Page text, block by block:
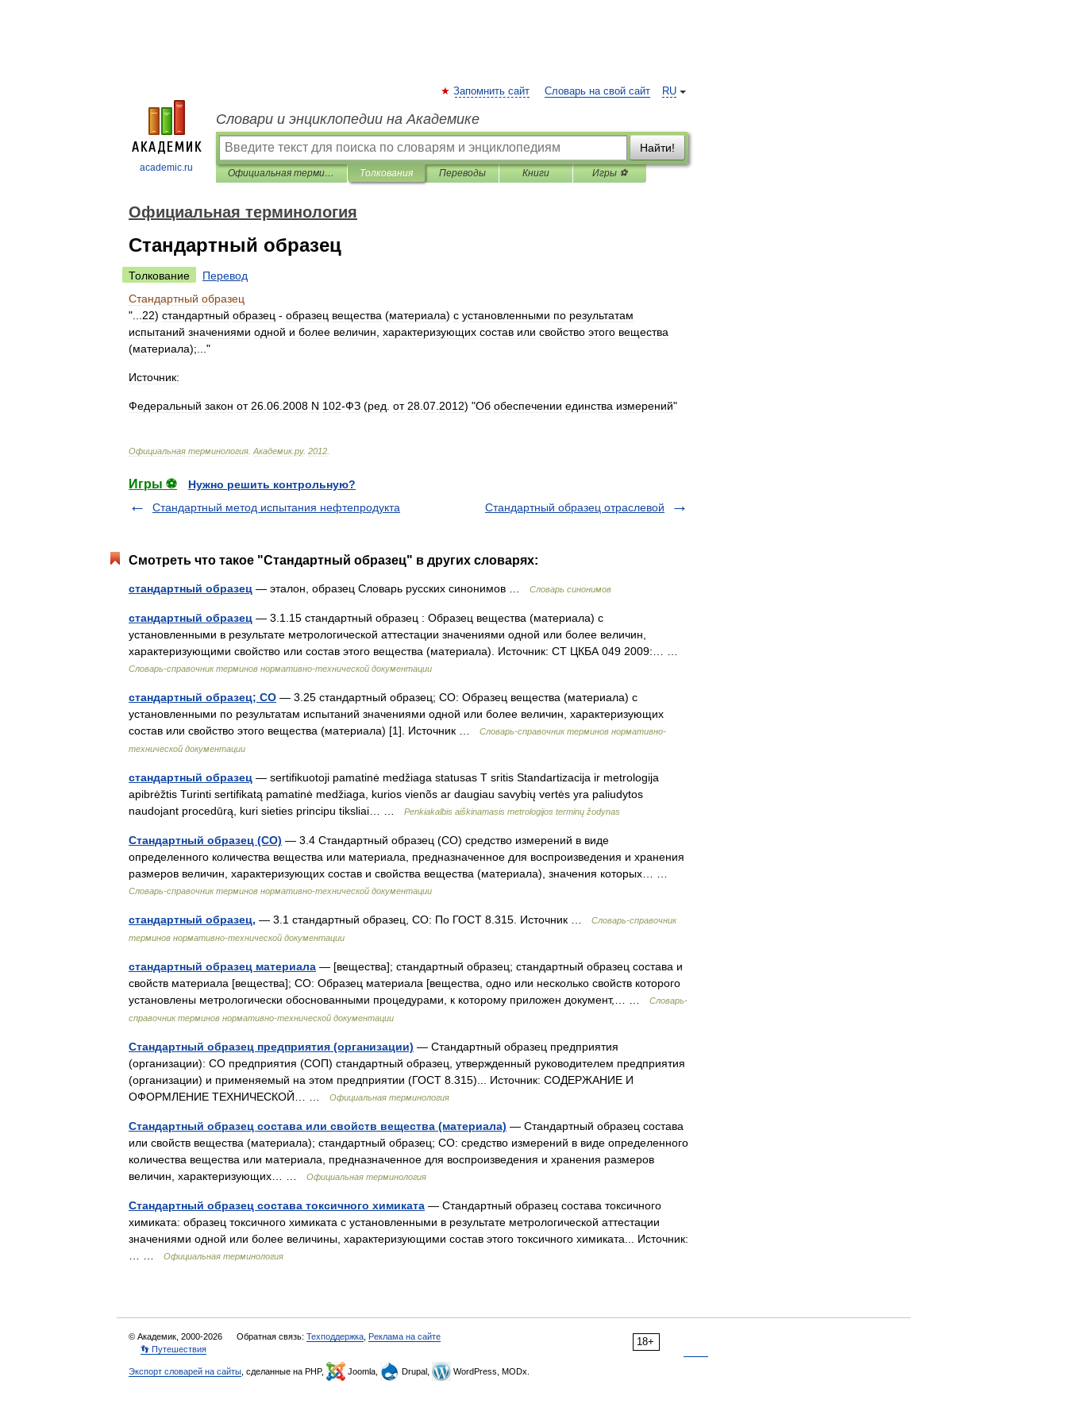
academic.ru
RU
Запомнить сайт Словарь на свой сайт
Словари и энциклопедии на Академике
Найти!
Официальная терминология Толкования Переводы Книги Игры ⚽
Официальная терминология
Стандартный образец
Толкование
Перевод
Стандартный образец
"... 22) стандартный образец - образец вещества (материала) с установленными по результатам
испытаний значениями одной и более величин характеризующих состав или свойство этого вещества
(материала);..."
Источник:
Федеральный закон от 26 06 2008 N 102-ФЗ (ред от 28 07 2012) "Об обеспечении единства измерений"
Официальная терминология Академик.ру. 2012
Игры ⚽
Нужно решить контрольную?
Стандартный метод испытания нефтепродукта
Стандартный образец отраслевой
Смотреть что такое "Стандартный образец" в других словарях:
стандартный образец — эталон, образец Словарь русских синонимов … Словарь синонимов
стандартный образец — 3.1.15 стандартный образец : Образец вещества (материала) с
установленными в результате метрологической аттестации значениями одной или более величин,
характеризующими свойство или состав этого вещества (материала). Источник: СТ ЦКБА 049 2009:… …
Словарь-справочник терминов нормативно-технической документации
стандартный образец; СО — 3.25 стандартный образец; СО: Образец вещества (материала) с
установленными по результатам испытаний значениями одной или более величин, характеризующих
состав или свойство этого вещества (материала) [1]. Источник …
Словарь-справочник терминов нормативно-
технической документации
стандартный образец — sertifikuotoji pamatinė medžiaga statusas T sritis Standartizacija ir metrologija
apibrėžtis Turinti sertifikatą pamatinė medžiaga, kurios vienõs ar daugiau savybių vertės yra paliudytos
naudojant procedūrą, kuri sieties principu tiksliai… …
Penkiakalbis aiškinamasis metrologijos terminų žodynas
Стандартный образец (СО) — 3.4 Стандартный образец (СО) средство измерений в виде
определенного количества вещества или материала, предназначенное для воспроизведения и хранения
размеров величин, характеризующих состав и свойства вещества (материала), значения которых… …
Словарь-справочник терминов нормативно-технической документации
стандартный образец, — 3.1 стандартный образец, СО: По ГОСТ 8.315. Источник …
Словарь-справочник
терминов нормативно-технической документации
стандартный образец материала — [вещества]; стандартный образец; стандартный образец состава и
свойств материала [вещества]; СО: Образец материала [вещества, одно или несколько свойств которого
установлены метрологически обоснованными процедурами, к которому приложен документ,… …
Словарь-
справочник терминов нормативно-технической документации
Стандартный образец предприятия (организации) — Стандартный образец предприятия
(организации): СО предприятия (СОП) стандартный образец, утвержденный руководителем предприятия
(организации) и применяемый на этом предприятии (ГОСТ 8.315)... Источник: СОДЕРЖАНИЕ И
ОФОРМЛЕНИЕ ТЕХНИЧЕСКОЙ… …
Официальная терминология
Стандартный образец состава или свойств вещества (материала) — Стандартный образец состава
или свойств вещества (материала); стандартный образец; СО: средство измерений в виде определенного
количества вещества или материала, предназначенное для воспроизведения и хранения размеров
величин, характеризующих… …
Официальная терминология
Стандартный образец состава токсичного химиката — Стандартный образец состава токсичного
химиката: образец токсичного химиката с установленными в результате метрологической аттестации
значениями одной или более величины, характеризующими состав этого токсичного химиката... Источник:
Официальная терминология
18+
© Академик, 2000-2026 Обратная связь: Техподдержка Реклама на сайте
👣 Путешествия
Экспорт словарей на сайты , сделанные на PHP, Joomla, Drupal, WordPress, MODx.